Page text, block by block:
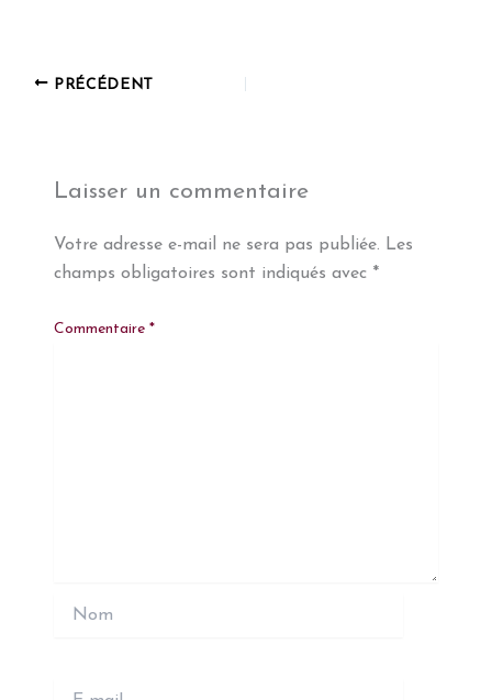
PRÉCÉDENT
Laisser un commentaire
Votre adresse e-mail ne sera pas publiée. Les
champs obligatoires sont indiqués avec *
Commentaire *